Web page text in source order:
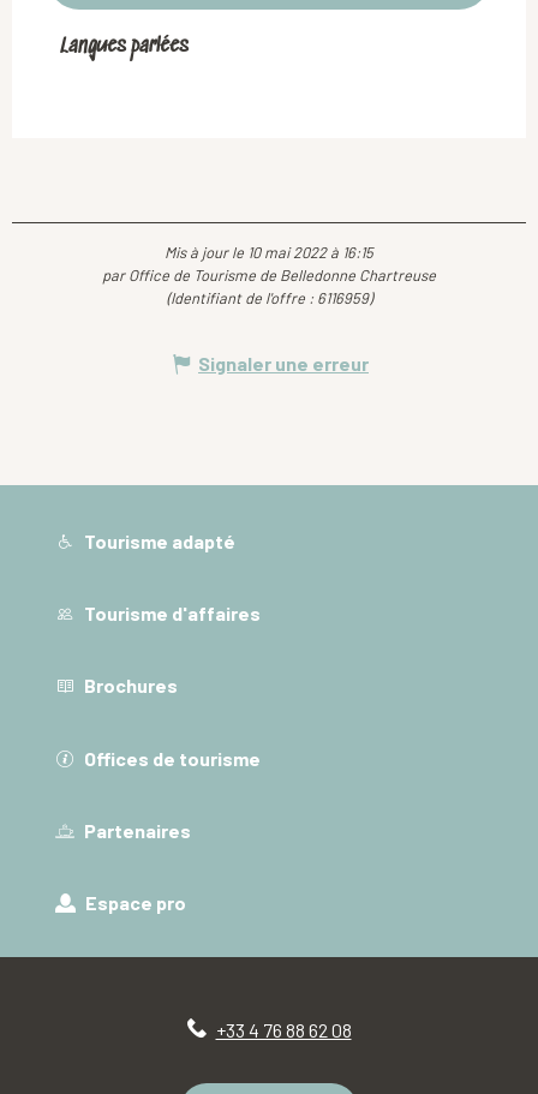
Langues parlées
Langues parlées
Mis à jour le 10 mai 2022 à 16:15
par Office de Tourisme de Belledonne Chartreuse
(Identifiant de l'offre : 6116959)
Signaler une erreur
Tourisme adapté
Tourisme d'affaires
Brochures
Offices de tourisme
Partenaires
Espace pro
+33 4 76 88 62 08